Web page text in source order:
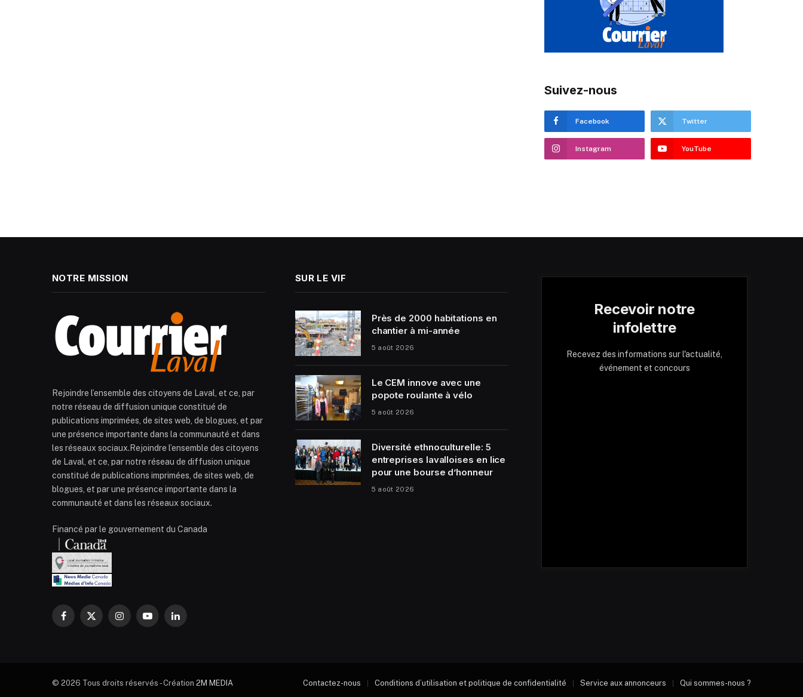
Suivez-nous
Facebook Twitter
Instagram YouTube
NOTRE MISSION
Rejoindre l’ensemble des citoyens de Laval, et ce, par
notre réseau de diffusion unique constitué de
publications imprimées, de sites web, de blogues, et par
une présence importante dans la communauté et dans
les réseaux sociaux.Rejoindre l’ensemble des citoyens
de Laval, et ce, par notre réseau de diffusion unique
constitué de publications imprimées, de sites web, de
blogues, et par une présence importante dans la
communauté et dans les réseaux sociaux.
Financé par le gouvernement du Canada
Facebook
X
InstagramYouTubeLinkedIn
SUR LE VIF
Près de 2000 habitations en
chantier à mi-année
5 août 2026
Le CEM innove avec une
popote roulante à vélo
5 août 2026
Diversité ethnoculturelle: 5
entreprises lavalloises en lice
pour une bourse d’honneur
5 août 2026
Recevoir notre
infolettre
Recevez des informations sur l'actualité,
événement et concours
© 2026 Tous droits réservés - Création 2M MEDIA Contactez-nous Conditions d’utilisation et politique de confidentialité Service aux annonceurs Qui sommes-nous ?